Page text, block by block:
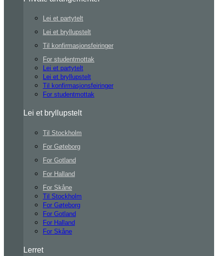
Lei et partytelt
Lei et bryllupstelt
Til konfirmasjonsfeiringer
For studentmottak
Lei et partytelt
Lei et bryllupstelt
Til konfirmasjonsfeiringer
For studentmottak
Lei et bryllupstelt
Til Stockholm
For Gøteborg
For Gotland
For Halland
For Skåne
Til Stockholm
For Gøteborg
For Gotland
For Halland
For Skåne
Lerret